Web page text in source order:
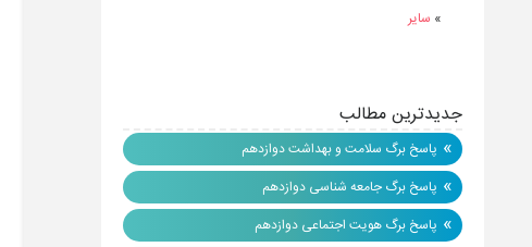
» سایر
جدیدترین مطالب
» پاسخ برگ سلامت و بهداشت دوازدهم
» پاسخ برگ جامعه شناسی دوازدهم
» پاسخ برگ هویت اجتماعی دوازدهم